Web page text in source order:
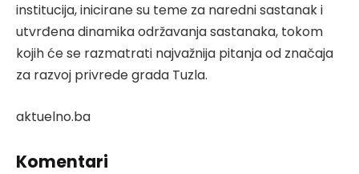
institucija, inicirane su teme za naredni sastanak i
utvrđena dinamika održavanja sastanaka, tokom
kojih će se razmatrati najvažnija pitanja od značaja
za razvoj privrede grada Tuzla.
aktuelno.ba
Komentari